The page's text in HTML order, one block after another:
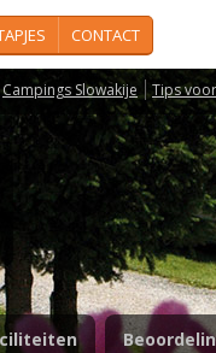
CONTACT
Campings Slowakije Tips